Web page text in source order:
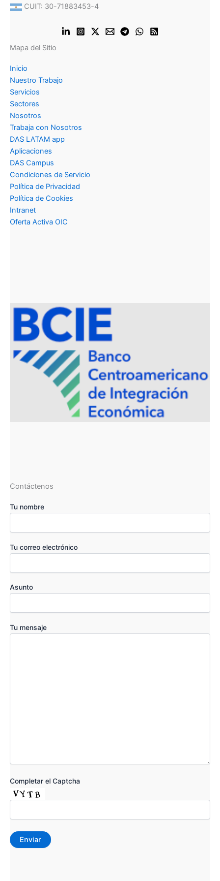
CUIT: 30-71883453-4
Mapa del Sitio
Inicio
Nuestro Trabajo
Servicios
Sectores
Nosotros
Trabaja con Nosotros
DAS LATAM app
Aplicaciones
DAS Campus
Condiciones de Servicio
Política de Privacidad
Política de Cookies
Intranet
Oferta Activa OIC
Contáctenos
Tu nombre
Tu correo electrónico
Asunto
Tu mensaje
Completar el Captcha